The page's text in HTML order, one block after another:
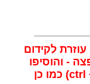
לקידום
- והוסיפו
כמו כן